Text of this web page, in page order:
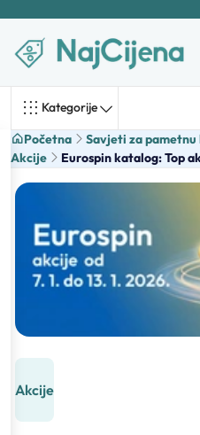
Kategorije
Početna
Savjeti za
Akcije
Eurospin katalog: Top
Akcije